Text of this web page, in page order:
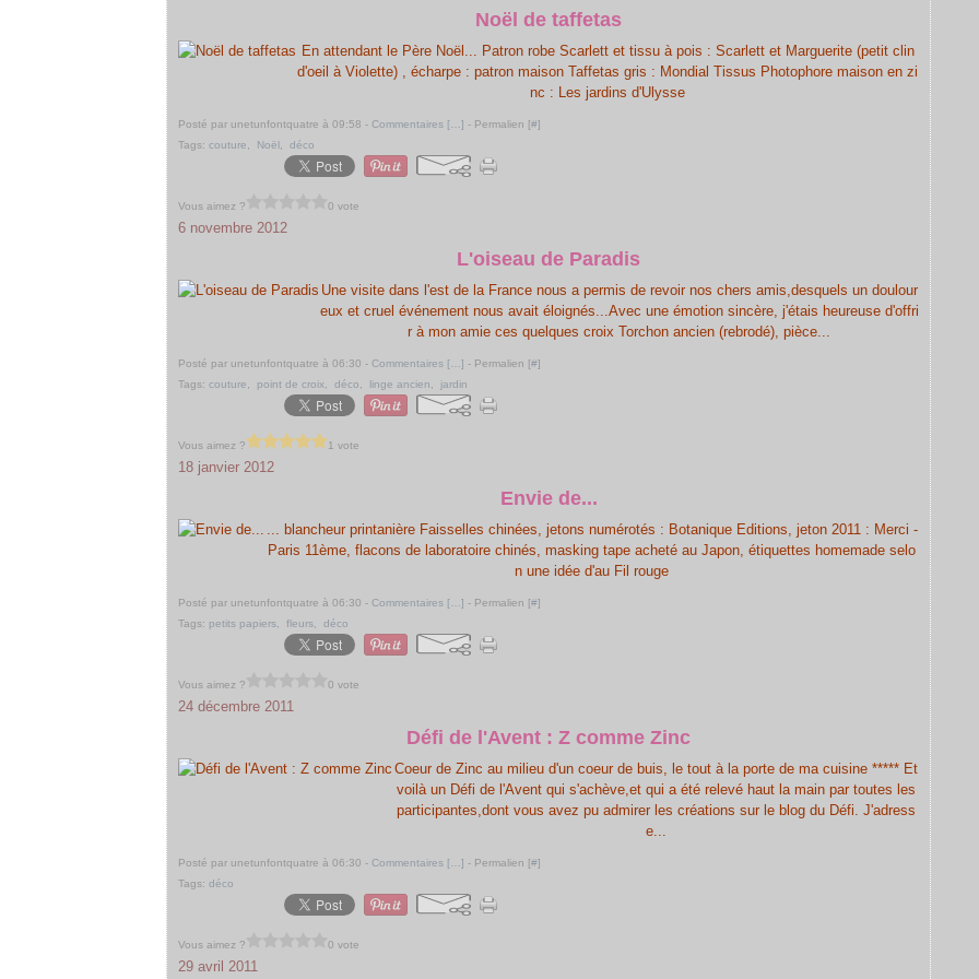
Noël de taffetas
En attendant le Père Noël... Patron robe Scarlett et tissu à pois : Scarlett et Marguerite (petit clin
d'oeil à Violette) , écharpe : patron maison Taffetas gris : Mondial Tissus Photophore maison en zi
nc : Les jardins d'Ulysse
Posté par unetunfontquatre à 09:58 - Commentaires [ ] - Permalien [#]
Tags: couture Noël déco
Vous aimez ? 0 vote
6 novembre 2012
L'oiseau de Paradis
Une visite dans l'est de la France nous a permis de revoir nos chers amis,desquels un doulour
eux et cruel événement nous avait éloignés...Avec une émotion sincère, j'étais heureuse d'offri
r à mon amie ces quelques croix Torchon ancien (rebrodé), pièce...
Posté par unetunfontquatre à 06:30 - Commentaires [ ] - Permalien [#]
Tags: couture point de croix déco linge ancien jardin
Vous aimez ? 1 vote
18 janvier 2012
Envie de...
... blancheur printanière Faisselles chinées, jetons numérotés : Botanique Editions, jeton 2011 : Merci -
Paris 11ème, flacons de laboratoire chinés, masking tape acheté au Japon, étiquettes homemade selo
n une idée d'au Fil rouge
Posté par unetunfontquatre à 06:30 - Commentaires [ ] - Permalien [#]
Tags: petits papiers fleurs déco
Vous aimez ? 0 vote
24 décembre 2011
Défi de l'Avent : Z comme Zinc
Coeur de Zinc au milieu d'un coeur de buis, le tout à la porte de ma cuisine ***** Et
voilà un Défi de l'Avent qui s'achève,et qui a été relevé haut la main par toutes les
participantes,dont vous avez pu admirer les créations sur le blog du Défi. J'adress
e...
Posté par unetunfontquatre à 06:30 - Commentaires [ ] - Permalien [#]
Tags: déco
Vous aimez ? 0 vote
29 avril 2011